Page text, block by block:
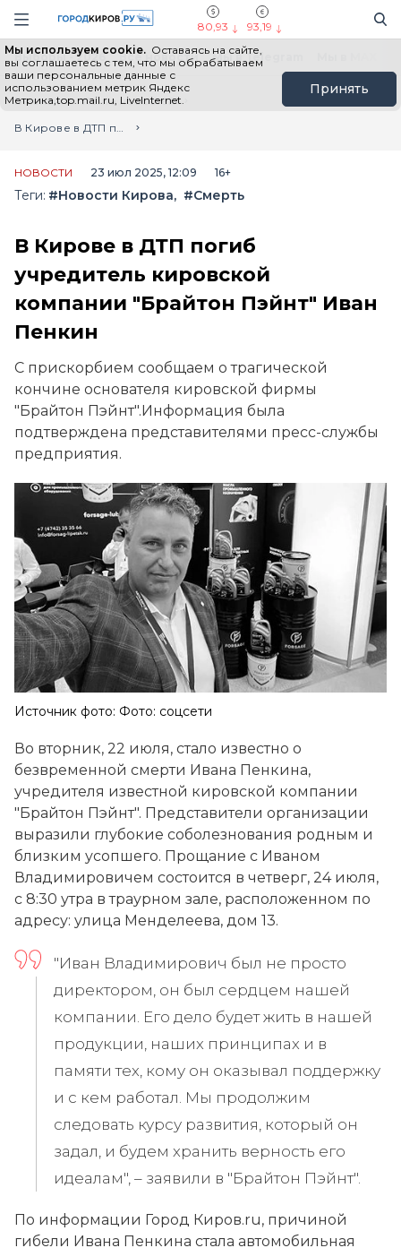
Навигация сайта
80,93 93,19
Мы используем cookie. Оставаясь на сайте,
вы соглашаетесь с тем, что мы обрабатываем
ваши персональные данные с
использованием метрик Яндекс
Метрика,top.mail.ru, LiveInternet.
Принять
Выборы - 2026 Все новости Мы в Telegram
Главная
Лента новостей
В Кирове в ДТП погиб учредитель кировской компании "Брайтон Пэйнт" Иван Пенкин
НОВОСТИ 23 июл 2025, 12:09 16+
Теги: #Новости Кирова #Смерть
В Кирове в ДТП погиб
учредитель кировской
компании "Брайтон Пэйнт" Иван
Пенкин
С прискорбием сообщаем о трагической
кончине основателя кировской фирмы
"Брайтон Пэйнт".Информация была
подтверждена представителями пресс-службы
предприятия.
Источник фото: Фото: соцсети
Во вторник, 22 июля, стало известно о
безвременной смерти Ивана Пенкина,
учредителя известной кировской компании
"Брайтон Пэйнт". Представители организации
выразили глубокие соболезнования родным и
близким усопшего. Прощание с Иваном
Владимировичем состоится в четверг, 24 июля,
с 8:30 утра в траурном зале, расположенном по
адресу: улица Менделеева, дом 13.
"Иван Владимирович был не просто
директором, он был сердцем нашей
компании. Его дело будет жить в нашей
продукции, наших принципах и в
памяти тех, кому он оказывал поддержку
и с кем работал. Мы продолжим
следовать курсу развития, который он
задал, и будем хранить верность его
идеалам", – заявили в "Брайтон Пэйнт".
По информации Город Киров.ru, причиной
гибели Ивана Пенкина стала автомобильная